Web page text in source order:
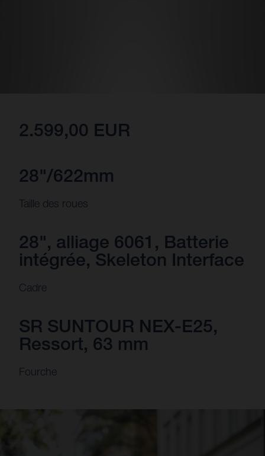
2.599,00 EUR
28"/622mm
Taille des roues
28", alliage 6061, Batterie
intégrée, Skeleton Interface
Cadre
SR SUNTOUR NEX-E25,
Ressort, 63 mm
Fourche